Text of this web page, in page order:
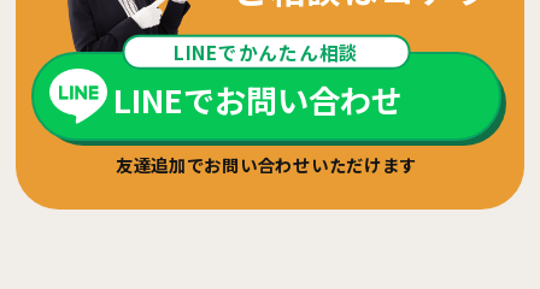
LINEでかんたん相談
LINEでお問い合わせ
友達追加でお問い合わせいただけます